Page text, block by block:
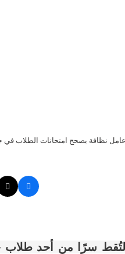
نظافة يصحح امتحانات الطلاب في
سرًا من أحد طلاب